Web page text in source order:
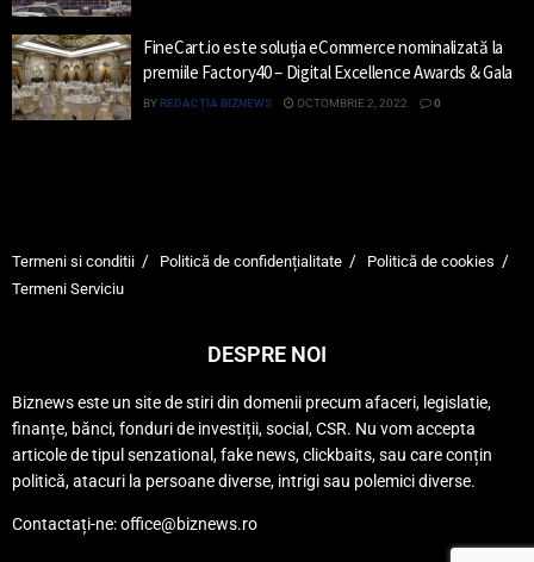
FineCart.io este soluția eCommerce nominalizată la
premiile Factory40 – Digital Excellence Awards & Gala
BYREDACȚIA BIZNEWS OCTOMBRIE 2, 2022 0
Termeni si conditii Politică de confidențialitate
Politică de cookies
Termeni Serviciu
DESPRE NOI
Biznews este un site de stiri din domenii precum afaceri, legislatie,
finanțe, bănci, fonduri de investiții, social, CSR. Nu vom accepta
articole de tipul senzational, fake news, clickbaits, sau care conțin
politică, atacuri la persoane diverse, intrigi sau polemici diverse.
Contactați-ne: office@biznews.ro